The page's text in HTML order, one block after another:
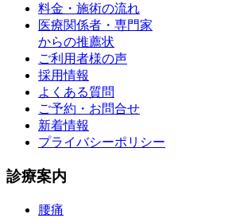
料金・施術の流れ
医療関係者・専門家
からの推薦状
ご利用者様の声
採用情報
よくある質問
ご予約・お問合せ
新着情報
プライバシーポリシー
診療案内
腰痛